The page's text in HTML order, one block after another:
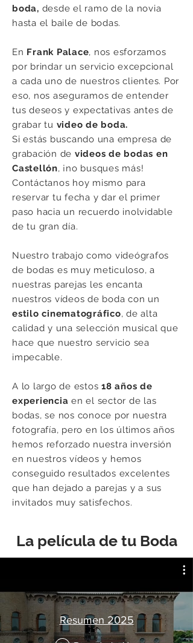
boda, desde el ramo de la novia
hasta el baile de bodas.
En Frank Palace, nos esforzamos
por brindar un servicio excepcional
a cada uno de nuestros clientes. Por
eso, nos aseguramos de entender
tus deseos y expectativas antes de
grabar tu video de boda.
Si estás buscando una empresa de
grabación de videos de bodas en
Castellón, ¡no busques más!
Contáctanos hoy mismo para
reservar tu fecha y dar el primer
paso hacia un recuerdo inolvidable
de tu gran día.
Nuestro trabajo como videógrafos
de bodas es muy meticuloso, a
nuestras parejas les encanta
nuestros vídeos de boda con un
estilo cinematográfico, de alta
calidad y una selección musical que
hace que nuestro servicio sea
impecable.
A lo largo de estos 18 años de
experiencia en el sector de las
bodas, se nos conoce por nuestra
fotografía, pero en los últimos años
hemos reforzado nuestra inversión
en nuestros vídeos y hemos
conseguido resultados excelentes
que han dejado a parejas y a sus
invitados muy satisfechos.
La película de tu Boda
Resumen 2025